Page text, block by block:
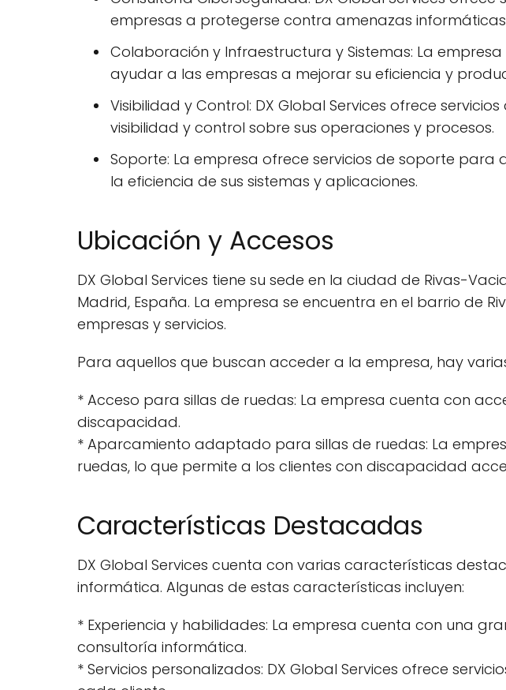
empresas a protegerse contra amenazas
Colaboración y Infraestructura y Sistemas: La
ayudar a las empresas a mejorar su eficiencia y
Visibilidad y Control: DX Global Services ofrece
visibilidad y control sobre sus operaciones y procesos.
Soporte: La empresa ofrece servicios de soporte
la eficiencia de sus sistemas y aplicaciones.
Ubicación y Accesos
DX Global Services tiene su sede en la ciudad de Rivas-
Madrid, España. La empresa se encuentra en el barrio de
empresas y servicios.
Para aquellos que buscan acceder a la empresa, hay
* Acceso para sillas de ruedas: La empresa cuenta con
discapacidad.
* Aparcamiento adaptado para sillas de ruedas: La
ruedas, lo que permite a los clientes con discapacidad
Características Destacadas
DX Global Services cuenta con varias características
informática. Algunas de estas características incluyen:
* Experiencia y habilidades: La empresa cuenta con una
consultoría informática.
* Servicios personalizados: DX Global Services ofrece